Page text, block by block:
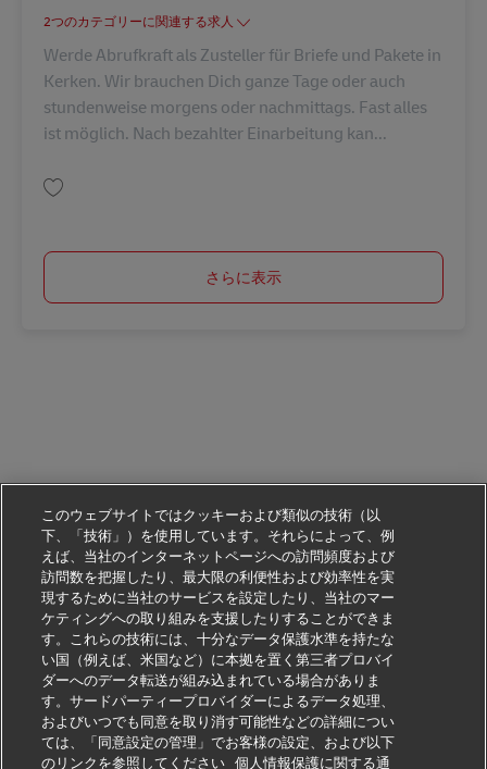
2つのカテゴリーに関連する求人
Werde Abrufkraft als Zusteller für Briefe und Pakete in
Kerken. Wir brauchen Dich ganze Tage oder auch
stundenweise morgens oder nachmittags. Fast alles
ist möglich. Nach bezahlter Einarbeitung kan...
さらに表示
このウェブサイトではクッキーおよび類似の技術（以
下、「技術」）を使用しています。それらによって、例
えば、当社のインターネットページへの訪問頻度および
訪問数を把握したり、最大限の利便性および効率性を実
現するために当社のサービスを設定したり、当社のマー
ケティングへの取り組みを支援したりすることができま
す。これらの技術には、十分なデータ保護水準を持たな
い国（例えば、米国など）に本拠を置く第三者プロバイ
ダーへのデータ転送が組み込まれている場合がありま
す。サードパーティープロバイダーによるデータ処理、
およびいつでも同意を取り消す可能性などの詳細につい
ては、「同意設定の管理」でお客様の設定、および以下
のリンクを参照してください
個人情報保護に関する通